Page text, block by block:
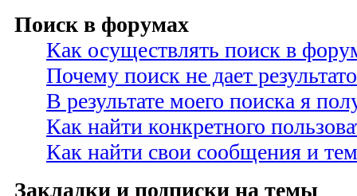
Поиск в форумах
Как осуществлять поиск в
Почему поиск не дает
В результате моего поиска я
Как найти конкретного
Как найти свои сообщения и
Закладки и подписки на темы